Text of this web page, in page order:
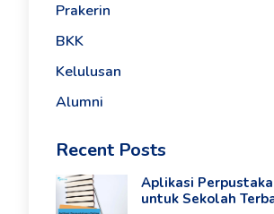
Prakerin
BKK
Kelulusan
Alumni
Recent Posts
Aplikasi
untuk Sekolah